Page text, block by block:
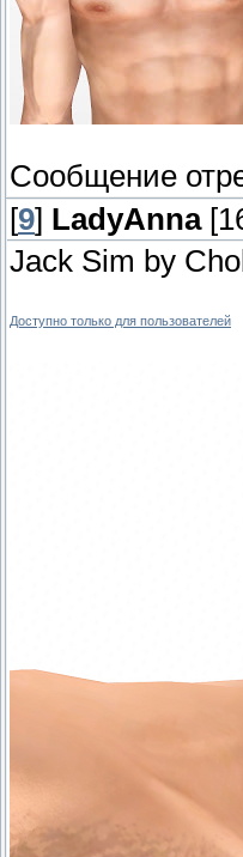
Сообщение
[9] LadyAnna
Jack Sim by
Доступно только для пользователей